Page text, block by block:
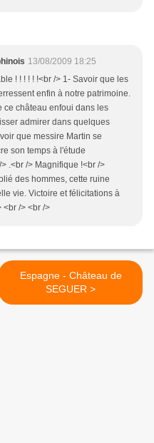
13/08/2009 18:25
! ! ! ! ! !<br /> 1- Savoir que les
enfin à notre patrimoine.
ce château enfoui dans les
admirer dans quelques
que messire Martin se
son temps à l'étude
.<br /> Magnifique !<br />
des hommes, cette ruine
vie. Victoire et félicitations à
<br /> <br />
Espagne - Château de
SEGUER >